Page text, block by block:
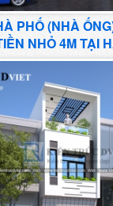
PHỐ (NHÀ
NHỎ 4M TẠI